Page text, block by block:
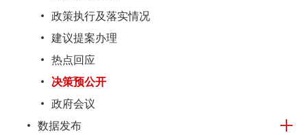
政策执行及落实情况
建议提案办理
热点回应
决策预公开
政府会议
数据发布